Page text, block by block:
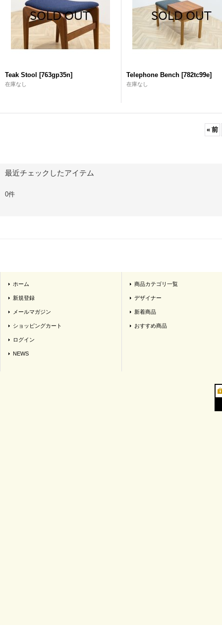
Teak Stool [763gp35n]
在庫なし
Telephone Bench [782tc99e]
在庫なし
« 前
最近チェックしたアイテム
0件
ホーム
新規登録
メールマガジン
ショッピングカート
ログイン
NEWS
商品カテゴリ一覧
デザイナー
新着商品
おすすめ商品